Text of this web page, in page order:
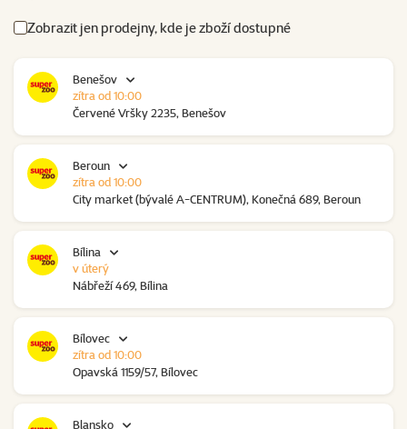
Zobrazit jen prodejny, kde je zboží dostupné
Benešov
Červené Vršky 2235, Benešov
zítra od 10:00
Beroun
City market (bývalé A-CENTRUM), Konečná 689, Beroun
zítra od 10:00
Bílina
Nábřeží 469, Bílina
v úterý
Bílovec
Opavská 1159/57, Bílovec
zítra od 10:00
Blansko